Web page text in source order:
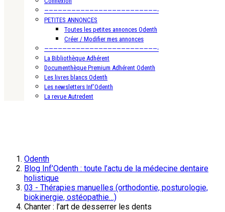
—————————————————————————-
PETITES ANNONCES
Toutes les petites annonces Odenth
Créer / Modifier mes annonces
—————————————————————————-
La Bibliothèque Adhérent
Documenthèque Premium Adhérent Odenth
Les livres blancs Odenth
Les newsletters Inf’Odenth
La revue Autredent
Odenth
Blog Inf’Odenth : toute l’actu de la médecine dentaire
holistique
03 - Thérapies manuelles (orthodontie, posturologie,
biokinergie, ostéopathie…)
Chanter : l’art de desserrer les dents